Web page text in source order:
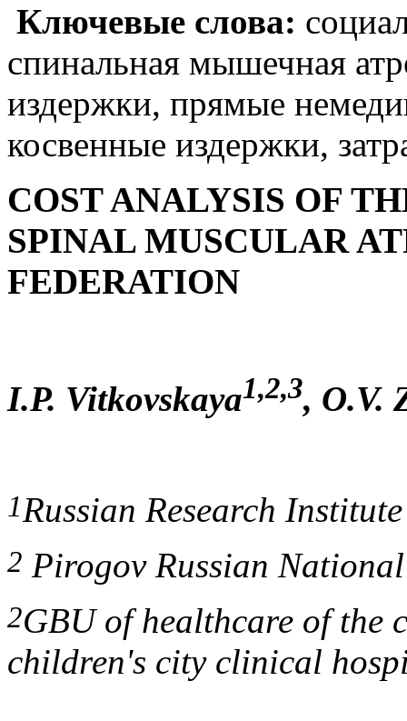
Ключевые слова:
спинальная мышечная
издержки, прямые
косвенные издержки,
COST ANALYSIS OF
SPINAL MUSCULAR
FEDERATION
I.P. Vitkovskaya1,2,3, O.V.
1Russian Research
2 Pirogov Russian
2GBU of healthcare of the
children's city clinical